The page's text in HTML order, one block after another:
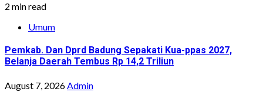
2 min read
Umum
Pemkab. Dan Dprd Badung Sepakati Kua-ppas 2027,
Belanja Daerah Tembus Rp 14,2 Triliun
August 7, 2026 Admin